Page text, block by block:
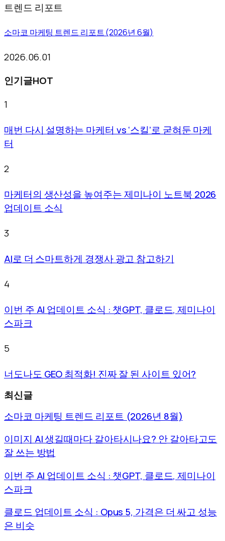
트렌드 리포트
소마코 마케팅 트렌드 리포트 (2026년 6월)
2026.06.01
인기글HOT
1
매번 다시 설명하는 마케터 vs ‘스킬’로 굳혀둔 마케
터
2
마케터의 생산성을 높여주는 제미나이 노트북 2026
업데이트 소식
3
AI로 더 스마트하게 경쟁사 광고 참고하기
4
이번 주 AI 업데이트 소식 : 챗GPT, 클로드, 제미나이
스파크
5
너도나도 GEO 최적화! 진짜 잘 된 사이트 있어?
최신글
소마코 마케팅 트렌드 리포트 (2026년 8월)
이미지 AI 생길때마다 갈아타시나요? 안 갈아타고도
잘 쓰는 방법
이번 주 AI 업데이트 소식 : 챗GPT, 클로드, 제미나이
스파크
클로드 업데이트 소식 : Opus 5, 가격은 더 싸고 성능
은 비슷